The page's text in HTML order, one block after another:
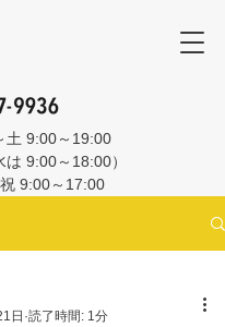
土 9:00～19:00
～18:00）
～17:00
日 読了時間: 1分